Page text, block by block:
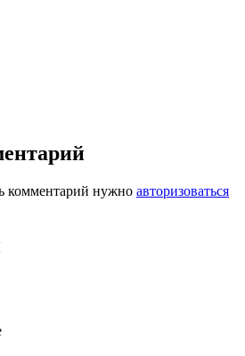
комментарий нужно авторизоваться